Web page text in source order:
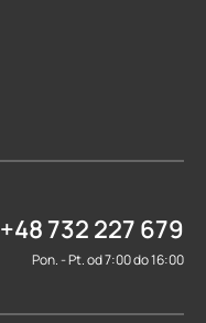
+48 732 227 679
Pon. - Pt. od 7:00 do 16:00